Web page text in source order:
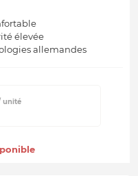
élevée
allemandes
unité